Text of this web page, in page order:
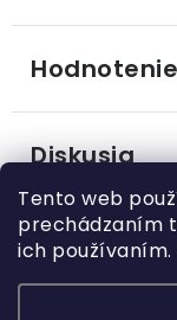
Tento web
prechádzaním
ich
Diskusia
á